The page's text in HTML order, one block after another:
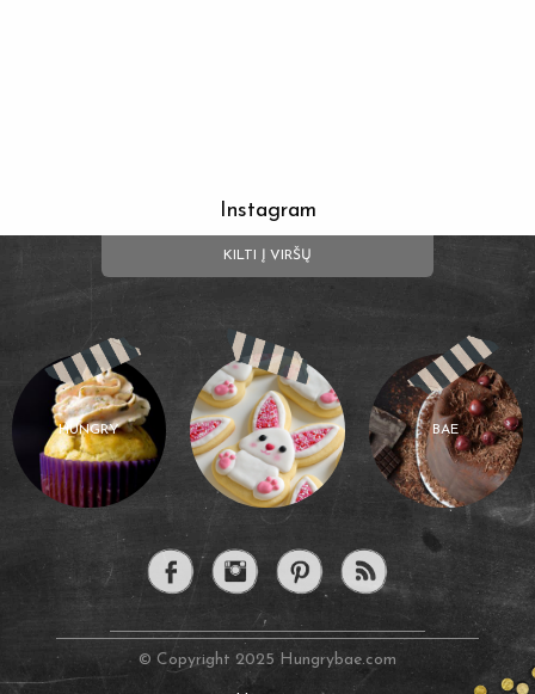
Instagram
KILTI Į VIRŠŲ
HUNGRY BAE
© Copyright 2025 Hungrybae.com